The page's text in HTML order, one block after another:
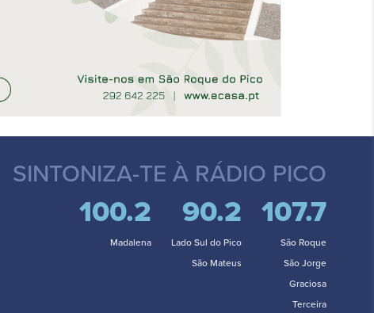
SINTONIZA-TE À RÁDIO PICO
100.2
Madalena
90.2
Lado Sul do Pico
São Mateus
107.7
São Roque
São Jorge
Graciosa
Terceira